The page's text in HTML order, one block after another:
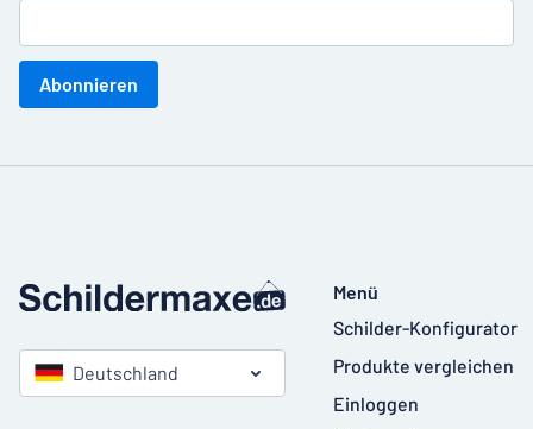
Abonnieren
Deutschland
Menü
Schilder-Konfigurator
Produkte vergleichen
Einloggen